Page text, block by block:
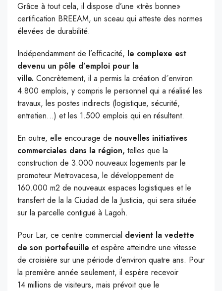
Grâce à tout cela, il dispose d’une «très bonne»
certification BREEAM, un sceau qui atteste des normes
élevées de durabilité.
Indépendamment de l’efficacité, le complexe est
devenu un pôle d’emploi pour la
ville. Concrètement, il a permis la création d´environ
4.800 emplois, y compris le personnel qui a réalisé les
travaux, les postes indirects (logistique, sécurité,
entretien…) et les 1.500 emplois qui en résultent.
En outre, elle encourage de nouvelles initiatives
commerciales dans la région, telles que la
construction de 3.000 nouveaux logements par le
promoteur Metrovacesa, le développement de
160.000 m2 de nouveaux espaces logistiques et le
transfert de la la Ciudad de la Justicia, qui sera située
sur la parcelle contiguë à Lagoh.
Pour Lar, ce centre commercial devient la vedette
de son portefeuille et espère atteindre une vitesse
de croisière sur une période d’environ quatre ans. Pour
la première année seulement, il espère recevoir
14 millions de visiteurs, mais prévoit que le